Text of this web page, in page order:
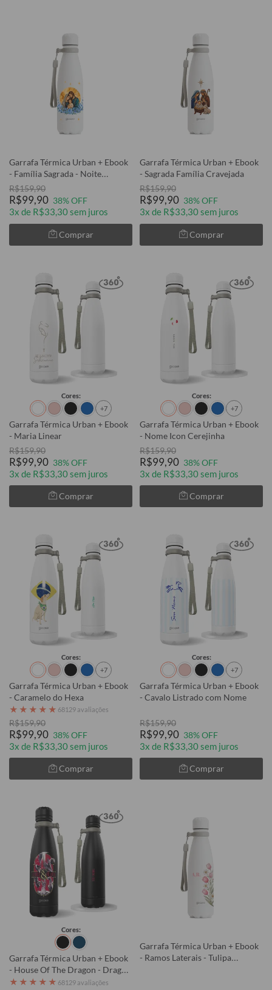
Garrafa Térmica Urban + Ebook
- Família Sagrada - Noite
Estrelada
R$159,90
R$99,90 38% OFF
3x de R$33,30 sem juros
Comprar
Garrafa Térmica Urban + Ebook
- Sagrada Família Cravejada
R$159,90
R$99,90 38% OFF
3x de R$33,30 sem juros
Comprar
Cores:
+7
Garrafa Térmica Urban + Ebook
- Maria Linear
R$159,90
R$99,90 38% OFF
3x de R$33,30 sem juros
Comprar
Cores:
+7
Garrafa Térmica Urban + Ebook
- Nome Icon Cerejinha
R$159,90
R$99,90 38% OFF
3x de R$33,30 sem juros
Comprar
Cores:
+7
Garrafa Térmica Urban + Ebook
- Caramelo do Hexa
★ ★ ★ ★ ★ 68129 avaliações
R$159,90
R$99,90 38% OFF
3x de R$33,30 sem juros
Comprar
Cores:
+7
Garrafa Térmica Urban + Ebook
- Cavalo Listrado com Nome
R$159,90
R$99,90 38% OFF
3x de R$33,30 sem juros
Comprar
Cores:
Garrafa Térmica Urban + Ebook
- House Of The Dragon - Dragon
Legacy
★ ★ ★ ★ ★ 68129 avaliações
Garrafa Térmica Urban + Ebook
- Ramos Laterais - Tulipa